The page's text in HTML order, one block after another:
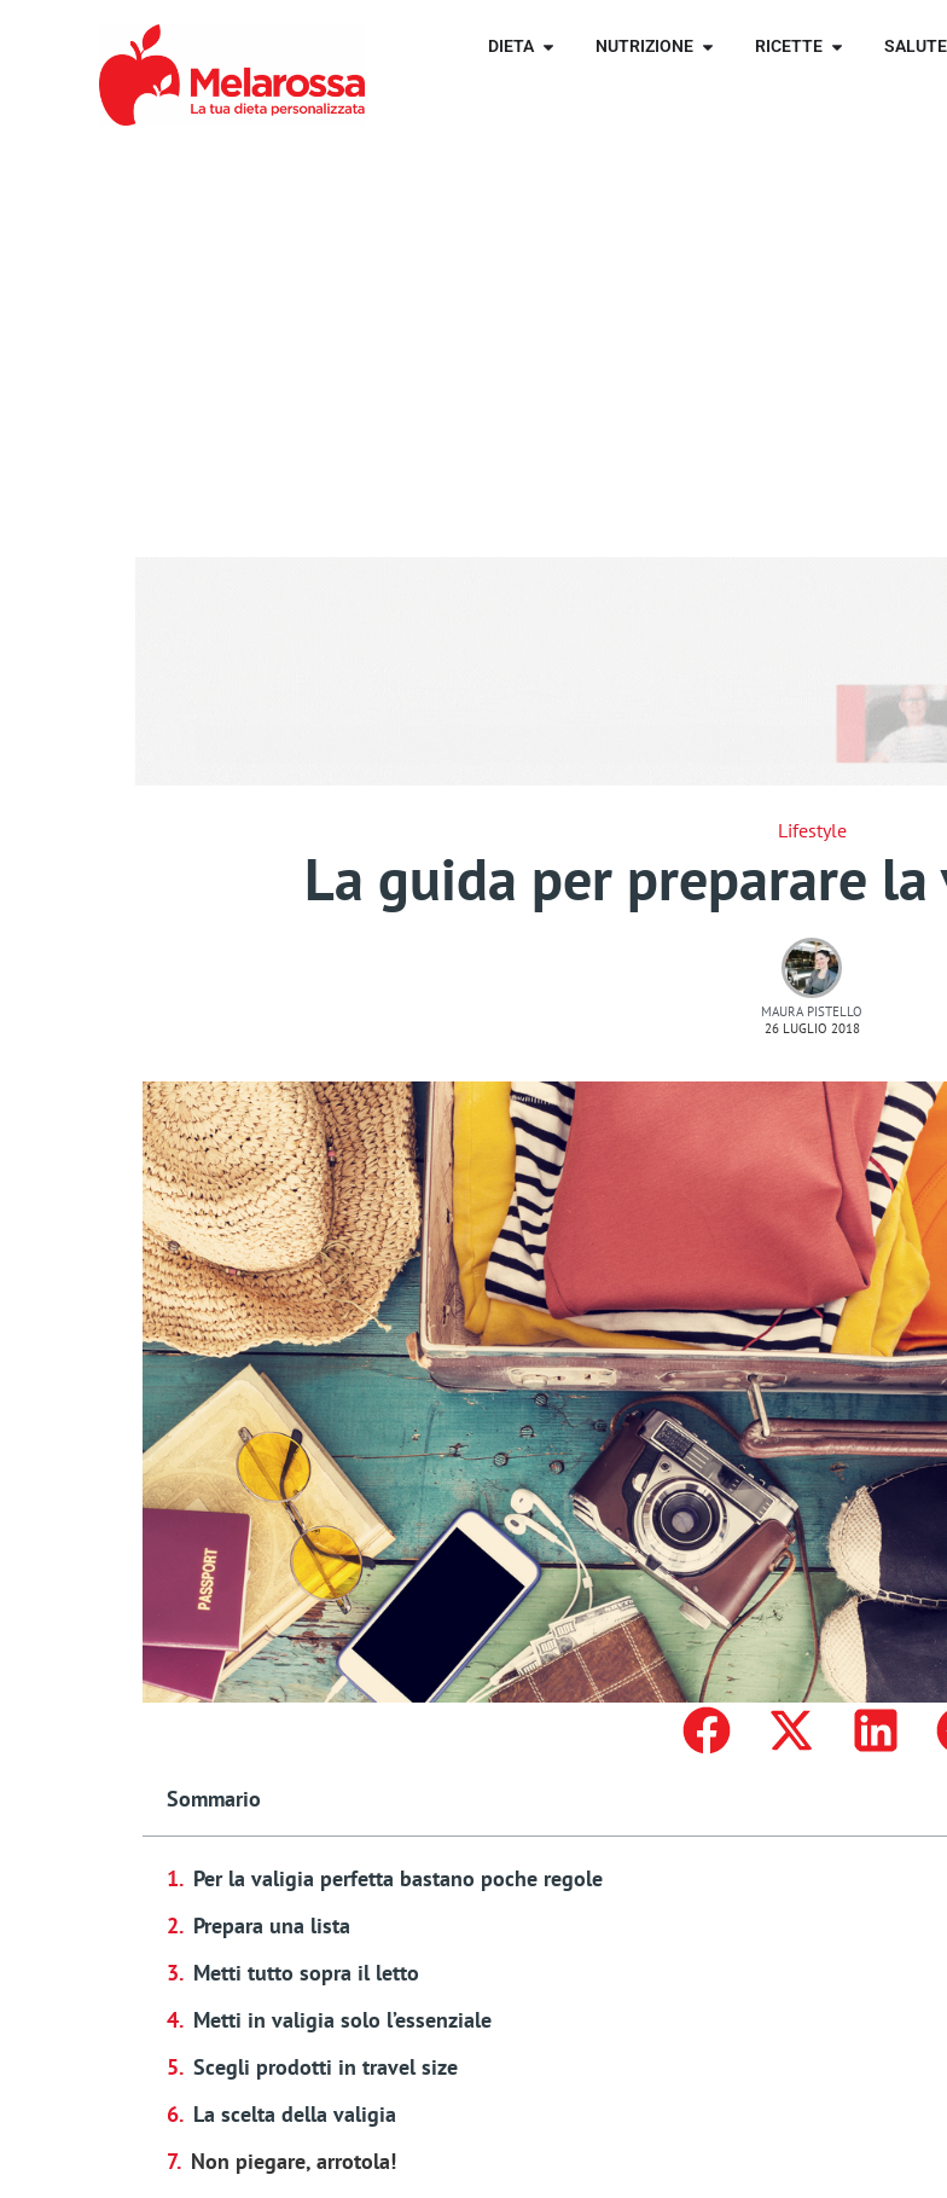
DIETA NUTRIZIONE RICETTE SALUTE
Lifestyle
La guida per preparare
MAURA PISTELLO
26 LUGLIO 2018
Sommario
Per la valigia perfetta bastano poche regole
Prepara una lista
Metti tutto sopra il letto
Metti in valigia solo l’essenziale
Scegli prodotti in travel size
La scelta della valigia
Non piegare, arrotola!